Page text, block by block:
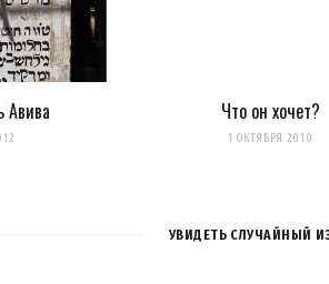
Оповещать о новых комментариях. А
Авива Что он хочет?
1 ОКТЯБРЯ 2010
УВИДЕТЬ СЛУЧАЙНЫЙ